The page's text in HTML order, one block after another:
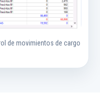
de movimientos de cargo